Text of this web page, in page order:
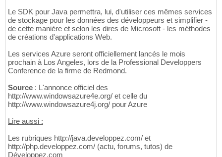
Le SDK pour Java permettra, lui, d'utiliser ces mêmes services
de stockage pour les données des développeurs et simplifier -
de cette manière et selon les dires de Microsoft - les méthodes
de créations d'applications Web.
Les services Azure seront officiellement lancés le mois
prochain à Los Angeles, lors de la Professional Developpers
Conference de la firme de Redmond.
Source : L'annonce officiel des
http://www.windowsazure4e.org/ et celle du
http://www.windowsazure4j.org/ pour Azure
Lire aussi :
Les rubriques http://java.developpez.com/ et
http://php.developpez.com/ (actu, forums, tutos) de
Développez.com